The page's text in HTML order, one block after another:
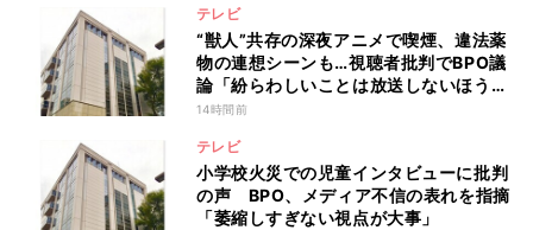
テレビ
“獣人”共存の深夜アニメで喫煙、違法薬
物の連想シーンも…視聴者批判でBPO議
論「紛らわしいことは放送しないほう
が」
14時間前
テレビ
小学校火災での児童インタビューに批判
の声 BPO、メディア不信の表れを指摘
「萎縮しすぎない視点が大事」